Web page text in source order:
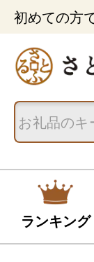
初めての方
ランキング